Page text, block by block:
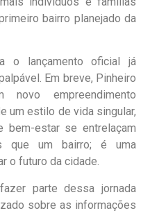
bairro planejado da
o lançamento oficial já
Em breve, Pinheiro
empreendimento
um estilo de vida singular,
bem-estar se entrelaçam
que um bairro; é uma
o futuro da cidade.
parte dessa jornada
sobre as informações